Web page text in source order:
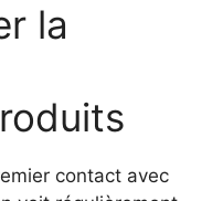
la
contact avec